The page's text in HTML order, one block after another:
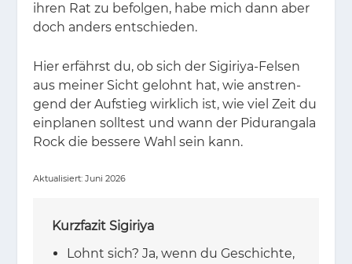
ih­ren Rat zu be­fol­gen, habe mich dann aber
doch an­ders ent­schie­den.
Hier er­fährst du, ob sich der Si­gi­riya-Fel­sen
aus mei­ner Sicht ge­lohnt hat, wie an­stren­
gend der Auf­stieg wirk­lich ist, wie viel Zeit du
ein­pla­nen soll­test und wann der Pi­duran­ga­la
Rock die bes­se­re Wahl sein kann.
Ak­tua­li­siert: Juni 2026
Kurzfazit Sigiriya
Lohnt sich? Ja, wenn du Geschichte,